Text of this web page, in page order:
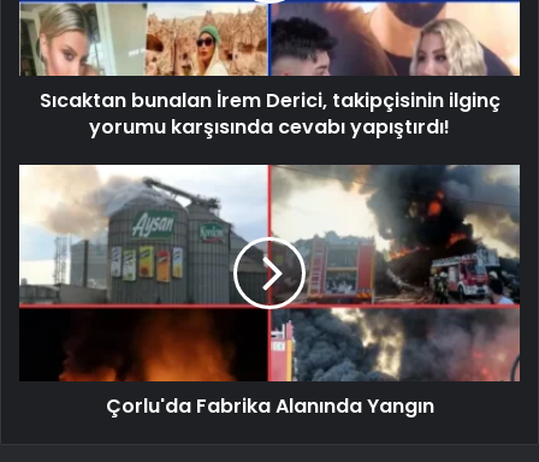
Sıcaktan bunalan İrem Derici, takipçisinin ilginç
yorumu karşısında cevabı yapıştırdı!
Çorlu'da Fabrika Alanında Yangın